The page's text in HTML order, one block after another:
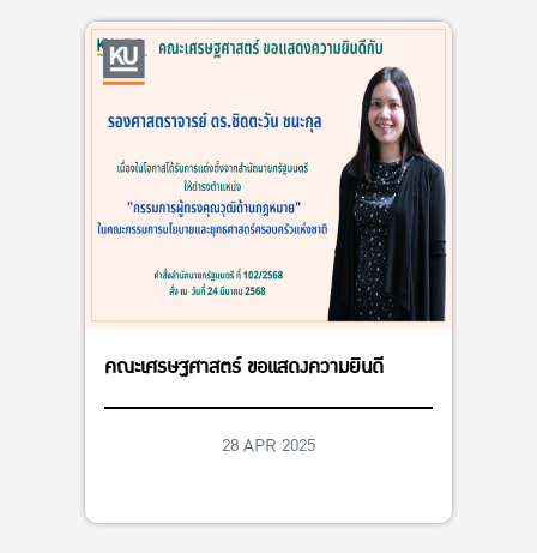
คณะเศรษฐศาสตร์ ขอแสดงความยินดี
28 APR 2025